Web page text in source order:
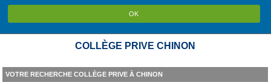
OK
COLLÈGE PRIVE CHINON
VOTRE RECHERCHE COLLÈGE PRIVE À CHINON